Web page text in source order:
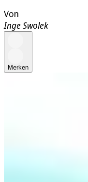
Von
Inge Swolek
Merken